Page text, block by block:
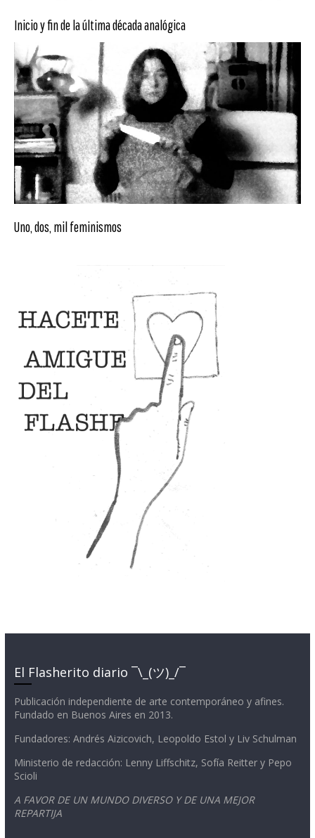
Inicio y fin de la última década analógica
Uno, dos, mil feminismos
El Flasherito diario ¯\_(ツ)_/¯
Publicación independiente de arte contemporáneo y afines.
Fundado en Buenos Aires en 2013.
Fundadores: Andrés Aizicovich, Leopoldo Estol y Liv Schulman
Ministerio de redacción: Lenny Liffschitz, Sofía Reitter y Pepo
Scioli
A FAVOR DE UN MUNDO DIVERSO Y DE UNA MEJOR
REPARTIJA